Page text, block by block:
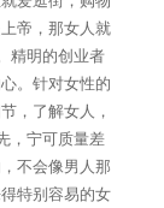
帝，那女人就
精明的创业者
。针对女性的
，了解女人，
，宁可质量差
不会像男人那
特别容易的女